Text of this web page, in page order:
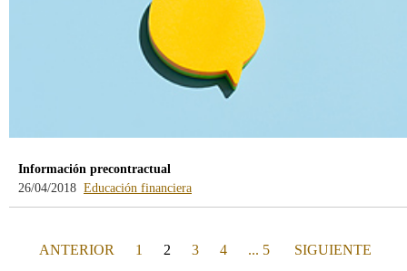
Información precontractual
26/04/2018 Educación financiera
PÁGINA
ANTERIOR 1 2 (actual)
3 4 ... 5 PÁGINA
SIGUIENTE